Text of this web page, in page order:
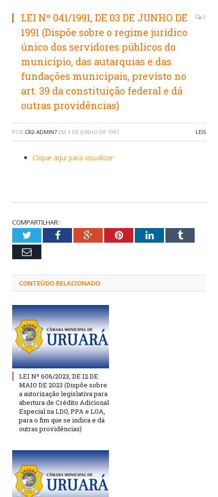
LEI Nº 041/1991, DE 03 DE JUNHO DE
1991 (Dispõe sobre o regime jurídico
único dos servidores públicos do
município, das autarquias e das
fundações municipais, previsto no
art. 39 da constituição federal e dá
outras providências)
0
POR CR2-ADMIN7 EM 3 DE JUNHO DE 1991 LEIS
Clique aqui para visualizar
COMPARTILHAR:
TwitterFacebookGoogle+PinterestLinkedInTumblr
Email
CONTEÚDO RELACIONADO
LEI Nº 606/2023, DE 12 DE
MAIO DE 2023 (Dispõe sobre
a autorização legislativa para
abertura de Crédito Adicional
Especial na LDO, PPA e LOA,
para o fim que se indica e dá
outras providências)